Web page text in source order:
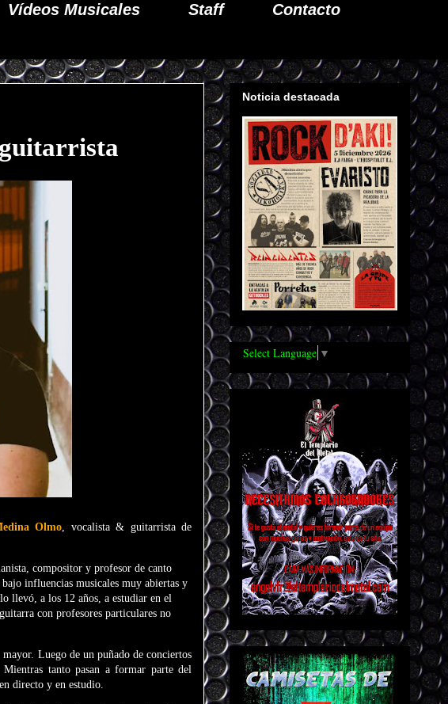
Vídeos Musicales Staff
Contacto
Olmo, vocalista & guitarrista de
compositor y profesor de canto
influencias musicales muy abiertas y
llevó, a los 12 años, a estudiar en el
con profesores particulares no
Luego de un puñado de conciertos
tanto pasan a formar parte del
directo y en estudio.
Noticia destacada
Select Language ▼